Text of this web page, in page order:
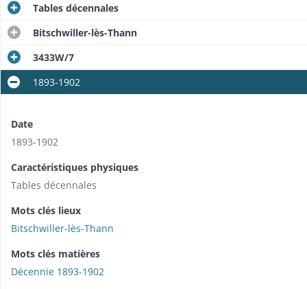
Tables décennales
Bitschwiller-lès-Thann
3433W/7
1893-1902
Date
1893-1902
Caractéristiques physiques
Tables décennales
Mots clés lieux
Bitschwiller-lès-Thann
Mots clés matières
Décennie 1893-1902